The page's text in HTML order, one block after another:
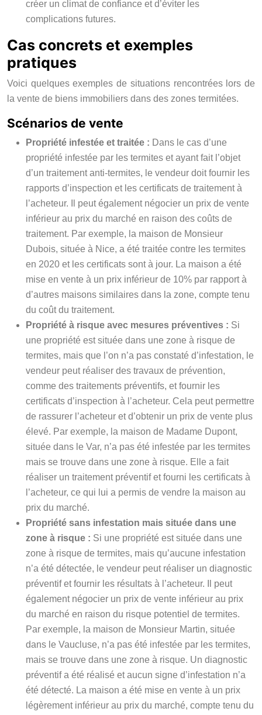
créer un climat de confiance et d’éviter les
complications futures.
Cas concrets et exemples
pratiques
Voici quelques exemples de situations rencontrées lors de
la vente de biens immobiliers dans des zones termitées.
Scénarios de vente
Propriété infestée et traitée : Dans le cas d’une
propriété infestée par les termites et ayant fait l’objet
d’un traitement anti-termites, le vendeur doit fournir les
rapports d’inspection et les certificats de traitement à
l’acheteur. Il peut également négocier un prix de vente
inférieur au prix du marché en raison des coûts de
traitement. Par exemple, la maison de Monsieur
Dubois, située à Nice, a été traitée contre les termites
en 2020 et les certificats sont à jour. La maison a été
mise en vente à un prix inférieur de 10% par rapport à
d’autres maisons similaires dans la zone, compte tenu
du coût du traitement.
Propriété à risque avec mesures préventives : Si
une propriété est située dans une zone à risque de
termites, mais que l’on n’a pas constaté d’infestation, le
vendeur peut réaliser des travaux de prévention,
comme des traitements préventifs, et fournir les
certificats d’inspection à l’acheteur. Cela peut permettre
de rassurer l’acheteur et d’obtenir un prix de vente plus
élevé. Par exemple, la maison de Madame Dupont,
située dans le Var, n’a pas été infestée par les termites
mais se trouve dans une zone à risque. Elle a fait
réaliser un traitement préventif et fourni les certificats à
l’acheteur, ce qui lui a permis de vendre la maison au
prix du marché.
Propriété sans infestation mais située dans une
zone à risque : Si une propriété est située dans une
zone à risque de termites, mais qu’aucune infestation
n’a été détectée, le vendeur peut réaliser un diagnostic
préventif et fournir les résultats à l’acheteur. Il peut
également négocier un prix de vente inférieur au prix
du marché en raison du risque potentiel de termites.
Par exemple, la maison de Monsieur Martin, située
dans le Vaucluse, n’a pas été infestée par les termites,
mais se trouve dans une zone à risque. Un diagnostic
préventif a été réalisé et aucun signe d’infestation n’a
été détecté. La maison a été mise en vente à un prix
légèrement inférieur au prix du marché, compte tenu du